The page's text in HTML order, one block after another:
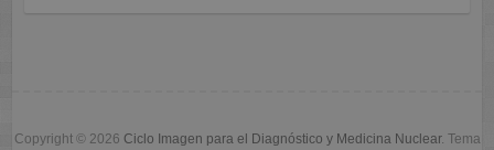
Copyright © 2026 Ciclo Imagen para el Diagnóstico y Medicina Nuclear. Tema